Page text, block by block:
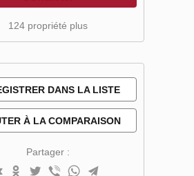
124 propriété plus
DANS LA LISTE
DE SOUHAITS
À LA COMPARAISON
Partager :